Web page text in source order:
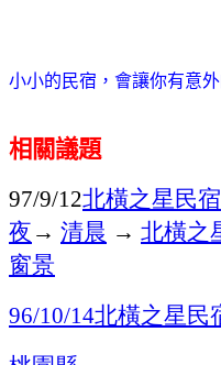
小小的民宿，會讓你有意外
相關議題
97/9/12北橫之星民宿
夜→ 清晨 → 北橫之
窗景
96/10/14北橫之星民